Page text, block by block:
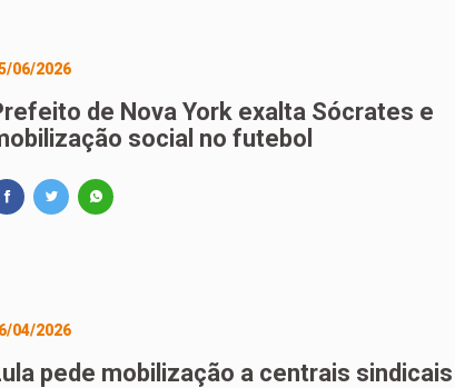
06/2026
de Nova York exalta Sócrates e
social no futebol
04/2026
pede mobilização a centrais sindicais